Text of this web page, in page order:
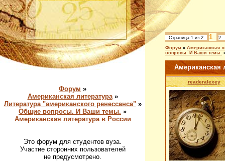
Форум »
Американская литература»
Литература "американского ренессанса"»
Общие вопросы. И Ваши темы. »
Американская литература в России
Это форум для студентов вуза.
Участие сторонних пользователей
не предусмотрено.
Страница 1 из 2 1
2
Форум » Американская
вопросы. И Ваши темы.
Американская
readeralexey